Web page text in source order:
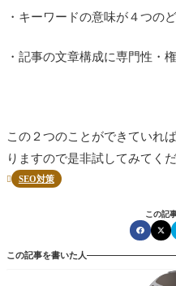
・キーワードの意味が４つの
・記事の文章構成に専門性・
この２つのことができていれ
りますので是非試してみてくだ
 SEO対策
この記
この記事を書いた人